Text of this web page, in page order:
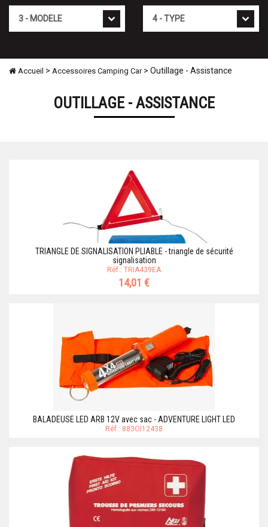
Accueil > Accessoires Camping Car> Outillage - Assistance
OUTILLAGE - ASSISTANCE
TRIANGLE DE SIGNALISATION PLIABLE - triangle de sécurité
signalisation
Réf.: TRIA439EA
14,01 €
BALADEUSE LED ARB 12V avec sac - ADVENTURE LIGHT LED
Réf.: 883OI12438